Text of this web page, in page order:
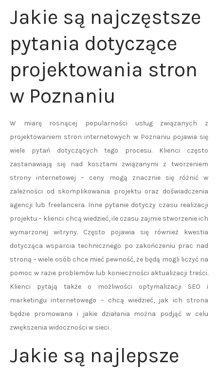
Jakie są najczęstsze
pytania dotyczące
projektowania stron
w Poznaniu
W miarę rosnącej popularności usług związanych z
projektowaniem stron internetowych w Poznaniu pojawia się
wiele pytań dotyczących tego procesu. Klienci często
zastanawiają się nad kosztami związanymi z tworzeniem
strony internetowej – ceny mogą znacznie się różnić w
zależności od skomplikowania projektu oraz doświadczenia
agencji lub freelancera. Inne pytanie dotyczy czasu realizacji
projektu – klienci chcą wiedzieć, ile czasu zajmie stworzenie ich
wymarzonej witryny. Często pojawia się również kwestia
dotycząca wsparcia technicznego po zakończeniu prac nad
stroną – wiele osób chce mieć pewność, że będą mogli liczyć na
pomoc w razie problemów lub konieczności aktualizacji treści.
Klienci pytają także o możliwości optymalizacji SEO i
marketingu internetowego – chcą wiedzieć, jak ich strona
będzie promowana i jakie działania można podjąć w celu
zwiększenia widoczności w sieci.
Jakie są najlepsze